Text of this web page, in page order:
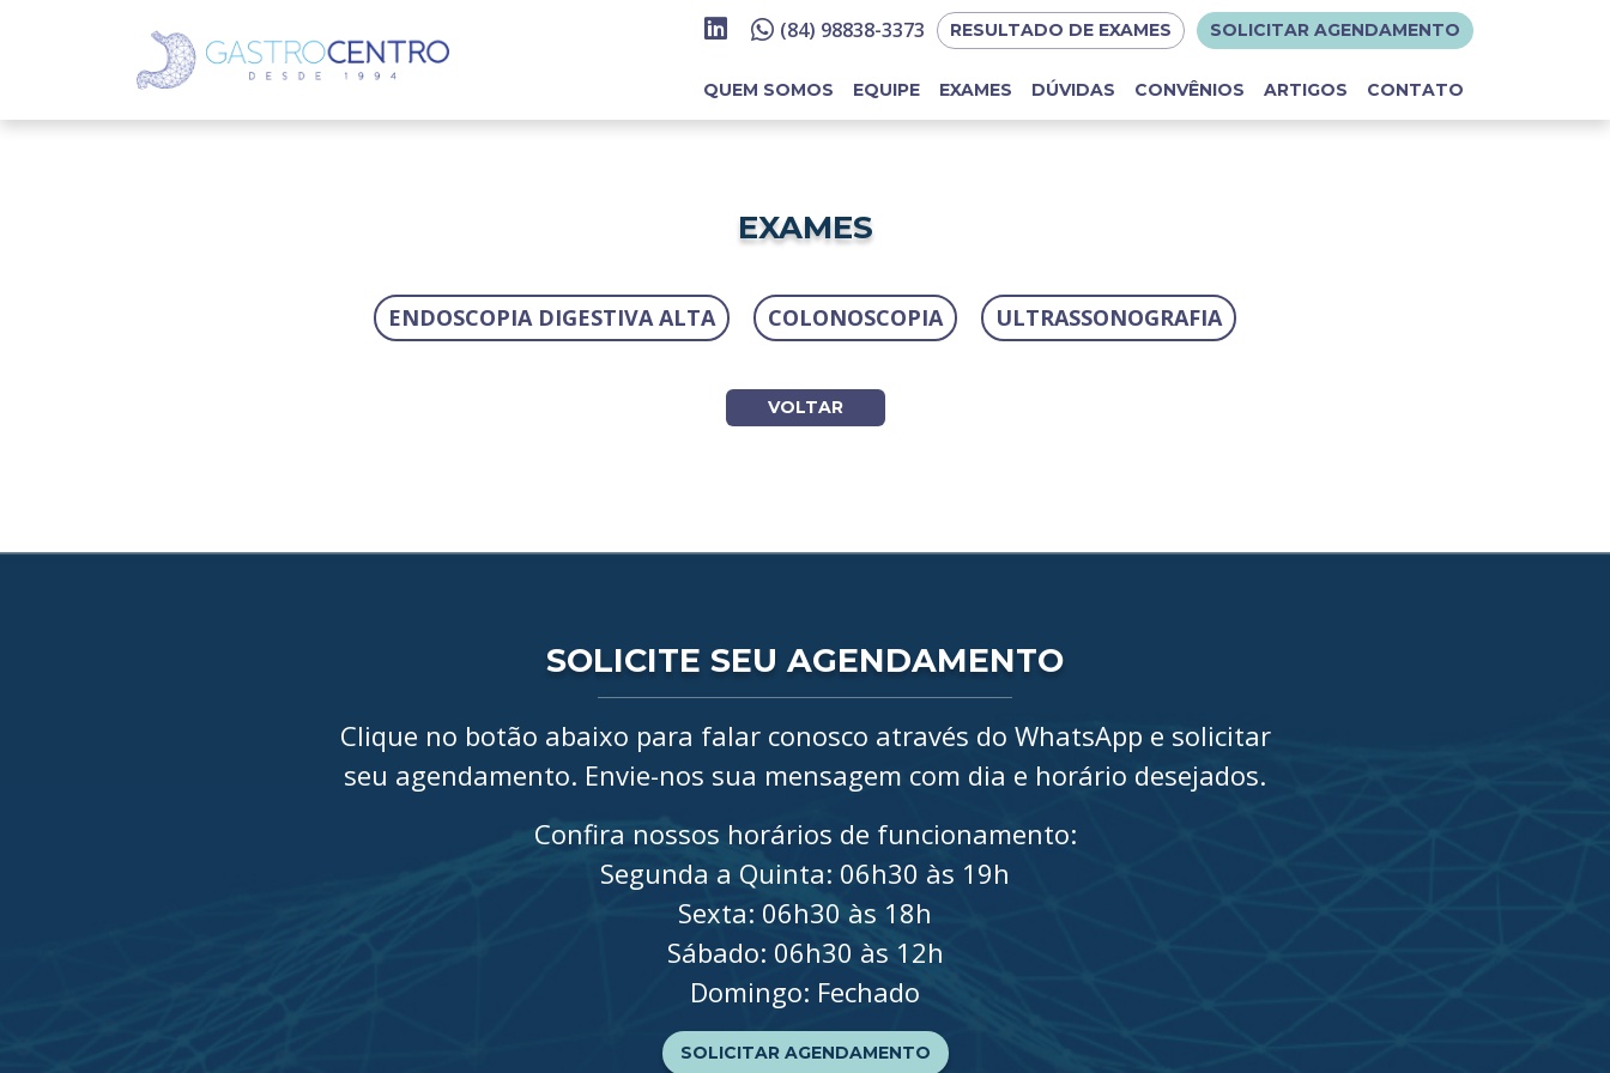
(84) 98838-3373 RESULTADO DE EXAMES SOLICITAR AGENDAMENTO
QUEM SOMOS EQUIPE EXAMES DÚVIDAS CONVÊNIOS ARTIGOS CONTATO
EXAMES
ENDOSCOPIA DIGESTIVA ALTA COLONOSCOPIA ULTRASSONOGRAFIA
VOLTAR
SOLICITE SEU AGENDAMENTO
Clique no botão abaixo para falar conosco através do WhatsApp e solicitar
seu agendamento. Envie-nos sua mensagem com dia e horário desejados.
Confira nossos horários de funcionamento:
Segunda a Quinta: 06h30 às 19h
Sexta: 06h30 às 18h
Sábado: 06h30 às 12h
Domingo: Fechado
SOLICITAR AGENDAMENTO